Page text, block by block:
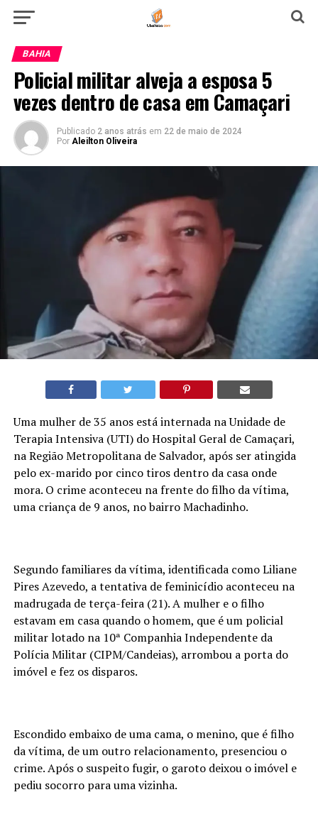
BAHIA
Policial militar alveja a esposa 5
vezes dentro de casa em Camaçari
Publicado 2 anos atrás em 22 de maio de 2024
Por Aleilton Oliveira
Uma mulher de 35 anos está internada na Unidade de
Terapia Intensiva (UTI) do Hospital Geral de Camaçari,
na Região Metropolitana de Salvador, após ser atingida
pelo ex-marido por cinco tiros dentro da casa onde
mora. O crime aconteceu na frente do filho da vítima,
uma criança de 9 anos, no bairro Machadinho.
Segundo familiares da vítima, identificada como Liliane
Pires Azevedo, a tentativa de feminicídio aconteceu na
madrugada de terça-feira (21). A mulher e o filho
estavam em casa quando o homem, que é um policial
militar lotado na 10ª Companhia Independente da
Polícia Militar (CIPM/Candeias), arrombou a porta do
imóvel e fez os disparos.
Escondido embaixo de uma cama, o menino, que é filho
da vítima, de um outro relacionamento, presenciou o
crime. Após o suspeito fugir, o garoto deixou o imóvel e
pediu socorro para uma vizinha.